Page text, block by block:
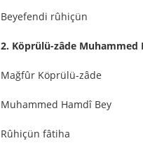
Beyefendi rûhiçün
2. Köprülü-zâde Muhammed
Mağfûr Köprülü-zâde
Muhammed Hamdî Bey
Rûhiçün fâtiha